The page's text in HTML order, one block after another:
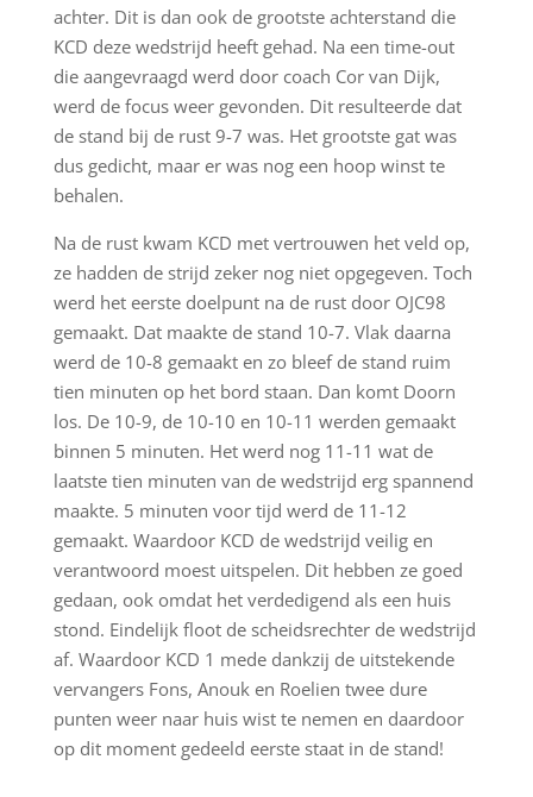
achter. Dit is dan ook de grootste achterstand die
KCD deze wedstrijd heeft gehad. Na een time-out
die aangevraagd werd door coach Cor van Dijk,
werd de focus weer gevonden. Dit resulteerde dat
de stand bij de rust 9-7 was. Het grootste gat was
dus gedicht, maar er was nog een hoop winst te
behalen.
Na de rust kwam KCD met vertrouwen het veld op,
ze hadden de strijd zeker nog niet opgegeven. Toch
werd het eerste doelpunt na de rust door OJC98
gemaakt. Dat maakte de stand 10-7. Vlak daarna
werd de 10-8 gemaakt en zo bleef de stand ruim
tien minuten op het bord staan. Dan komt Doorn
los. De 10-9, de 10-10 en 10-11 werden gemaakt
binnen 5 minuten. Het werd nog 11-11 wat de
laatste tien minuten van de wedstrijd erg spannend
maakte. 5 minuten voor tijd werd de 11-12
gemaakt. Waardoor KCD de wedstrijd veilig en
verantwoord moest uitspelen. Dit hebben ze goed
gedaan, ook omdat het verdedigend als een huis
stond. Eindelijk floot de scheidsrechter de wedstrijd
af. Waardoor KCD 1 mede dankzij de uitstekende
vervangers Fons, Anouk en Roelien twee dure
punten weer naar huis wist te nemen en daardoor
op dit moment gedeeld eerste staat in de stand!